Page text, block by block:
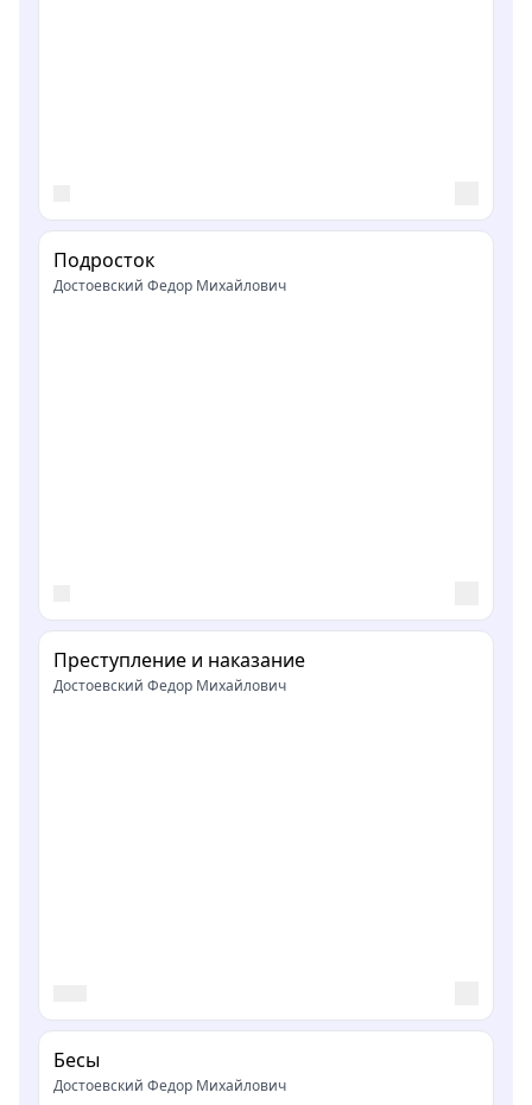
Подросток
Достоевский Федор Михайлович
Преступление и наказание
Достоевский Федор Михайлович
Бесы
Достоевский Федор Михайлович